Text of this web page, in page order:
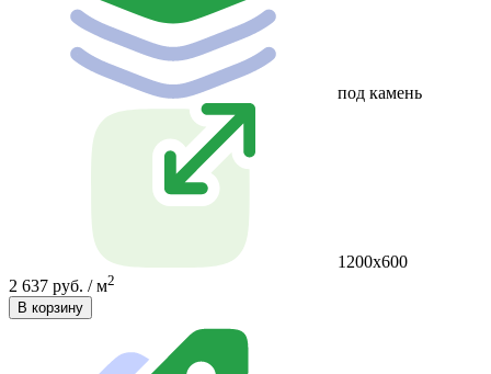
под камень
1200х600
2 637 руб. / м2
В корзину